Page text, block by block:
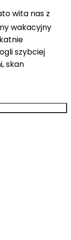
wita nas z
wakacyjny
szybciej
skan